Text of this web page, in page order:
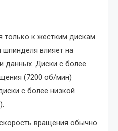
только к жестким дискам
шпинделя влияет на
данных. Диски с более
(7200 об/мин)
с более низкой
вращения обычно